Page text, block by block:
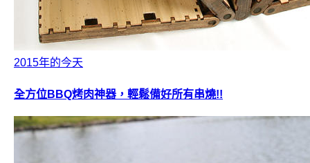
2015年的今天
全方位BBQ烤肉神器，輕鬆備好所有串燒!!